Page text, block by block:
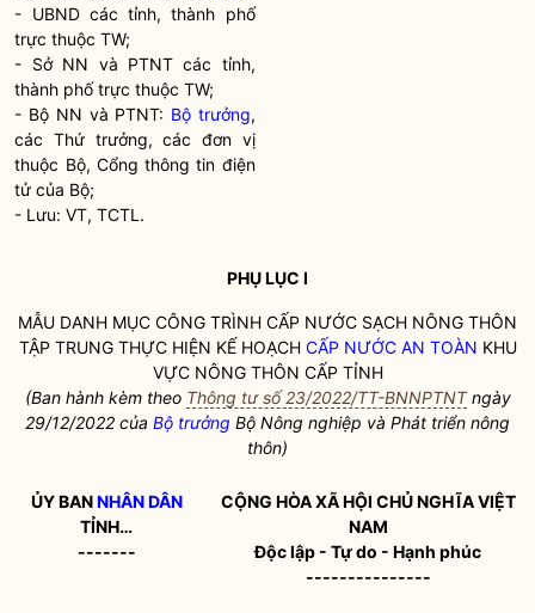
- UBND các tỉnh, thành phố
trực thuộc TW;
- Sở NN và PTNT các tỉnh,
thành phố trực thuộc TW;
- Bộ NN và PTNT: Bộ trưởng,
các Thứ trưởng, các đơn vị
thuộc Bộ, Cổng thông tin điện
tử của Bộ;
- Lưu: VT, TCTL.
PHỤ LỤC I
MẪU DANH MỤC CÔNG TRÌNH CẤP NƯỚC SẠCH NÔNG THÔN
TẬP TRUNG THỰC HIỆN KẾ HOẠCH CẤP NƯỚC AN TOÀN KHU
VỰC NÔNG THÔN CẤP TỈNH
(Ban hành kèm theo Thông tư số 23/2022/TT-BNNPTNTngày
29/12/2022 của Bộ trưởng Bộ Nông nghiệp và Phát triển nông
thôn)
ỦY BANNHÂN DÂN
TỈNH…
-------
CỘNG HÒA XÃ HỘI CHỦ NGHĨA VIỆT
NAM
Độc lập - Tự do - Hạnh phúc
---------------